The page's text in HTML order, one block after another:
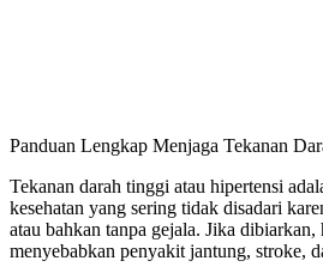
Panduan Lengkap Menjaga Tekanan
Tekanan darah tinggi atau hipertensi
kesehatan yang sering tidak disadari
atau bahkan tanpa gejala. Jika dibiarkan,
menyebabkan penyakit jantung, stroke,